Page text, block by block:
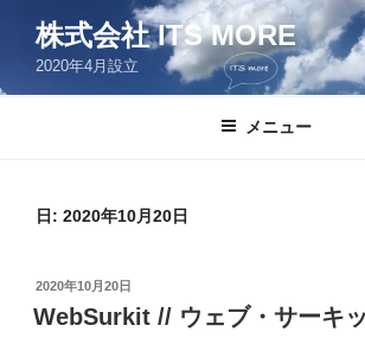
ン
株式会社 ITS MORE
2020年4月設立
メニュー
日: 2020年10月20日
投
稿
日:
2020年10月20日
WebSurkit // ウェブ・サーキ